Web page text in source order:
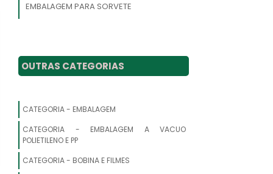
EMBALAGEM PARA SORVETE
OUTRAS CATEGORIAS
CATEGORIA - EMBALAGEM
CATEGORIA - EMBALAGEM A VACUO
POLIETILENO E PP
CATEGORIA - BOBINA E FILMES